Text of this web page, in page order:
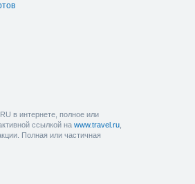
в интернете, полное или
ссылкой на www.travel.ru
Полная или частичная